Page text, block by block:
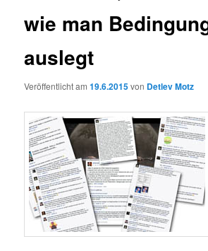
wie man
auslegt
Veröffentlicht am19.6.2015von Detlev Motz